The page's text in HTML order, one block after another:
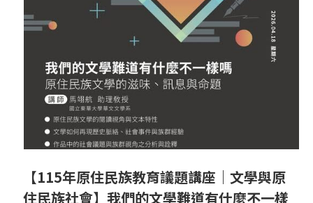
【115年原住民族教育議題講座｜文學與原
住民族社會】我們的文學難道有什麼不一樣